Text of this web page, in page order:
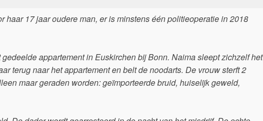
haar 17 jaar oudere man, er is minstens één politieoperatie in 2018
appartement in Euskirchen bij Bonn. Naima sleept zichzelf het
terug naar het appartement en belt de noodarts. De vrouw sterft 2
maar geraden worden: geïmporteerde bruid, huiselijk geweld,